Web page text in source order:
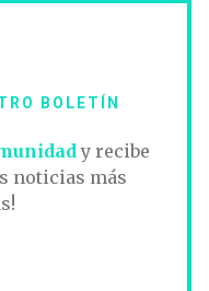
BOLETÍN
y recibe
noticias más